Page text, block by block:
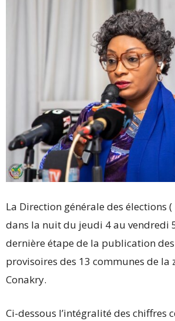
La Direction générale des élections (
dans la nuit du jeudi 4 au vendredi
dernière étape de la publication
provisoires des 13 communes de la
Conakry.
Ci-dessous l’intégralité des chiffres